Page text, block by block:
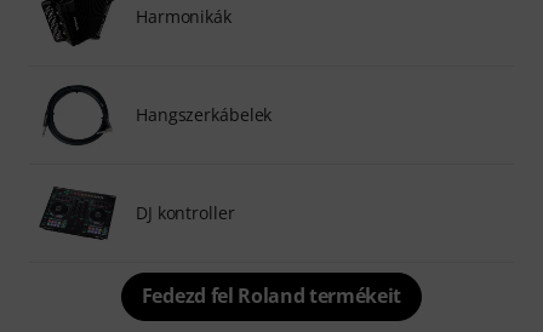
Harmonikák
Hangszerkábelek
DJ kontroller
Fedezd fel Roland termékeit